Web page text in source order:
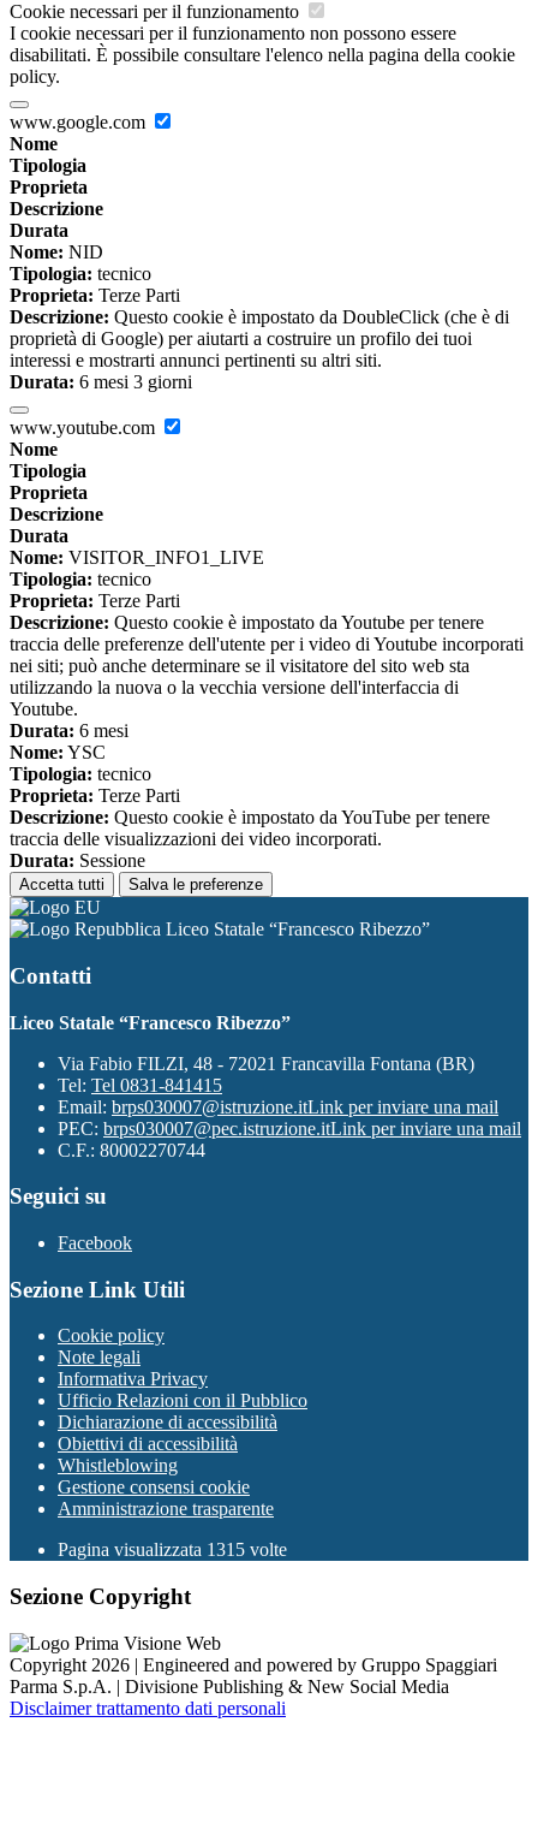
Cookie necessari per il funzionamento
I cookie necessari per il funzionamento non possono essere
disabilitati. È possibile consultare l'elenco nella pagina della cookie
policy.
www.google.com
Nome
Tipologia
Proprieta
Descrizione
Durata
Nome: NID
Tipologia: tecnico
Proprieta: Terze Parti
Descrizione: Questo cookie è impostato da DoubleClick (che è di
proprietà di Google) per aiutarti a costruire un profilo dei tuoi
interessi e mostrarti annunci pertinenti su altri siti.
Durata: 6 mesi 3 giorni
www.youtube.com
Nome
Tipologia
Proprieta
Descrizione
Durata
Nome: VISITOR_INFO1_LIVE
Tipologia: tecnico
Proprieta: Terze Parti
Descrizione: Questo cookie è impostato da Youtube per tenere
traccia delle preferenze dell'utente per i video di Youtube incorporati
nei siti; può anche determinare se il visitatore del sito web sta
utilizzando la nuova o la vecchia versione dell'interfaccia di
Youtube.
Durata: 6 mesi
Nome: YSC
Tipologia: tecnico
Proprieta: Terze Parti
Descrizione: Questo cookie è impostato da YouTube per tenere
traccia delle visualizzazioni dei video incorporati.
Durata: Sessione
Accetta tutti Salva le preferenze
Liceo Statale “Francesco Ribezzo”
Contatti
Liceo Statale “Francesco Ribezzo”
Via Fabio FILZI, 48 - 72021 Francavilla Fontana (BR)
Tel: Tel 0831-841415
Email: brps030007@istruzione.itLink per inviare una mail
PEC: brps030007@pec.istruzione.itLink per inviare una mail
C.F.: 80002270744
Seguici su
Facebook
Sezione Link Utili
Cookie policy
Note legali
Informativa Privacy
Ufficio Relazioni con il Pubblico
Dichiarazione di accessibilità
Obiettivi di accessibilità
Whistleblowing
Gestione consensi cookie
Amministrazione trasparente
Pagina visualizzata 1315 volte
Sezione Copyright
Copyright 2026 | Engineered and powered by Gruppo Spaggiari
Parma S.p.A. | Divisione Publishing & New Social Media
Disclaimer trattamento dati personali